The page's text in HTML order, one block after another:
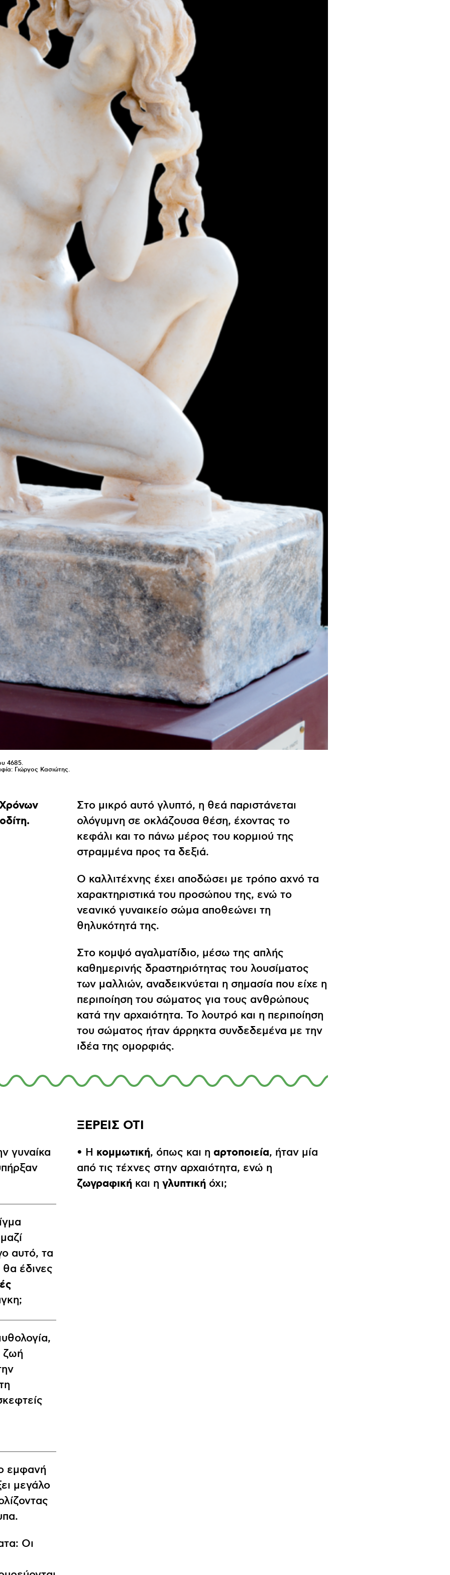
4685.
Γιώργος Κασιώτης.
Στο μικρό αυτό γλυπτό, η θεά παριστάνεται
ολόγυμνη σε οκλάζουσα θέση, έχοντας το
κεφάλι και το πάνω μέρος του κορμιού της
στραμμένα προς τα δεξιά.
Ο καλλιτέχνης έχει αποδώσει με τρόπο αχνό τα
χαρακτηριστικά του προσώπου της, ενώ το
νεανικό γυναικείο σώμα αποθεώνει τη
θηλυκότητά της.
Στο κομψό αγαλματίδιο, μέσω της απλής
καθημερινής δραστηριότητας του λουσίματος
των μαλλιών, αναδεικνύεται η σημασία που είχε η
περιποίηση του σώματος για τους ανθρώπους
κατά την αρχαιότητα. Το λουτρό και η περιποίηση
του σώματος ήταν άρρηκτα συνδεδεμένα με την
ιδέα της ομορφιάς.
γυναίκα
αυτό, τα
έδινες
ζωή
εμφανή
μεγάλο
Οι
ΞΕΡΕΙΣ ΟΤΙ
• Η κομμωτική, όπως και ηαρτοποιεία, ήταν μία
από τις τέχνες στην αρχαιότητα, ενώ η
ζωγραφική και ηγλυπτική όχι;